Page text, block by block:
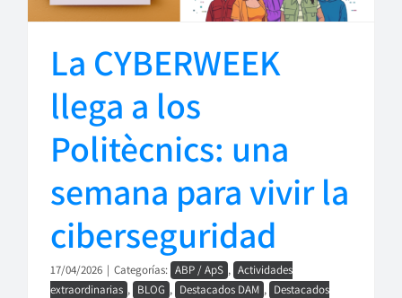
La CYBERWEEK
llega a los
Politècnics: una
semana para vivir la
ciberseguridad
17/04/2026 | Categorías: ABP / ApS , Actividades
extraordinarias , BLOG , Destacados DAM , Destacados